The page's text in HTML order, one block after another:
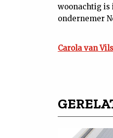
woonachtig is
ondernemer
Carola van